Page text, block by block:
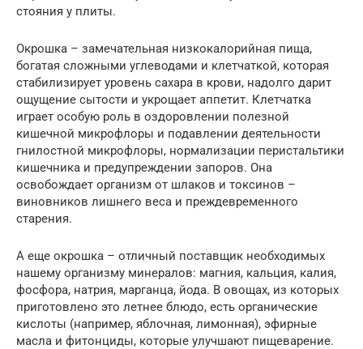
стояния у плиты.
Окрошка – замечательная низко­калорийная пища,
богатая сложными углеводами и клетчаткой, которая
стабилизирует уровень сахара в крови, надолго дарит
ощущение сытости и укрощает аппетит. Клетчатка
играет особую роль в оздоровлении полезной
кишечной микрофлоры и подавлении деятельности
гнилостной микрофлоры, нормализации перистальтики
кишечника и предупреждении запоров. Она
освобождает организм от шлаков и токсинов –
виновников лишнего веса и преждевременного
старения.
А еще окрошка – отличный поставщик необходимых
нашему организму минералов: магния, кальция, калия,
фосфора, натрия, марганца, йода. В овощах, из которых
приготовлено это летнее блюдо, есть органические
кислоты (например, яблочная, лимонная), эфирные
масла и фитонциды, которые улучшают пищеварение.